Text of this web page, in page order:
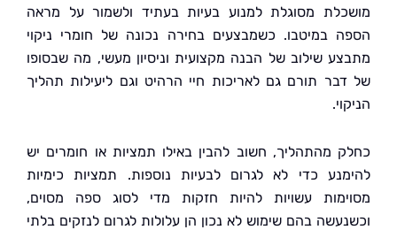
מסוגלת למנוע בעיות בעתיד ולשמור על מראה
במיטבו. כשמבצעים בחירה נכונה של חומרי ניקוי
שילוב של הבנה מקצועית וניסיון מעשי, מה שבסופו
תורם גם לאריכות חיי הרהיט וגם ליעילות תהליך
מהתהליך, חשוב להבין באילו תמציות או חומרים יש
כדי לא לגרום לבעיות נוספות. תמציות כימיות
עשויות להיות חזקות מדי לסוג ספה מסוים,
בהם שימוש לא נכון הן עלולות לגרום לנזקים בלתי